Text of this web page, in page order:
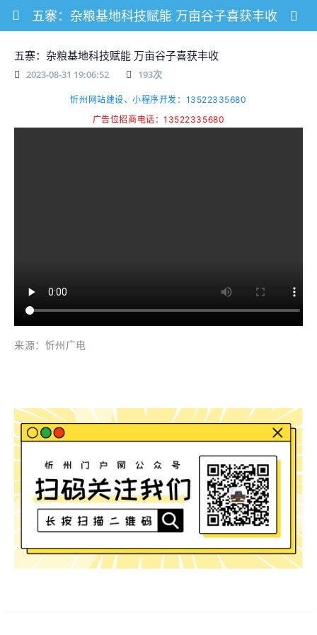
五寨：杂粮基地科技赋能 万亩谷子喜获丰收
五寨：杂粮基地科技赋能 万亩谷子喜获丰收
2023-08-31 19:06:52 193次
忻州网站建设、小程序开发：13522335680
广告位招商电话：13522335680
来源：忻州广电